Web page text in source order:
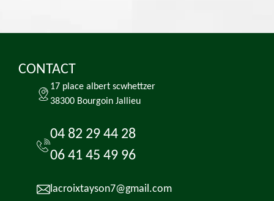
CONTACT
17 place albert scwhettzer
38300 Bourgoin Jallieu
04 82 29 44 28
06 41 45 49 96
lacroixtayson7@gmail.com